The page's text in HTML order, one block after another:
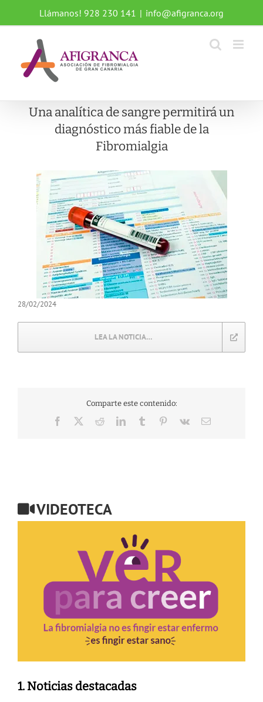
contenido
Llámanos! 928 230 141 | info@afigranca.org
Una analítica de sangre permitirá un
diagnóstico más fiable de la
Fibromialgia
28/02/2024
LEA LA NOTICIA…
Comparte este contenido:
Facebook RedditLinkedInTumblr Pinterest
Vk
Correo
VIDEOTECA
1. Noticias destacadas